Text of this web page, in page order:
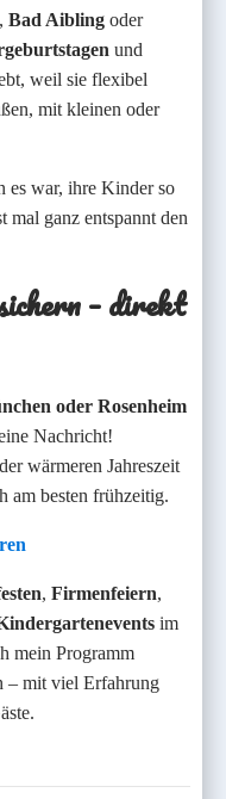
, Bad Aibling oder
und
weil sie flexibel
mit kleinen oder
es war, ihre Kinder so
mal ganz entspannt den
– direkt
oder Rosenheim
Nachricht!
wärmeren Jahreszeit
am besten frühzeitig.
, Firmenfeiern,
im
mein Programm
– mit viel Erfahrung